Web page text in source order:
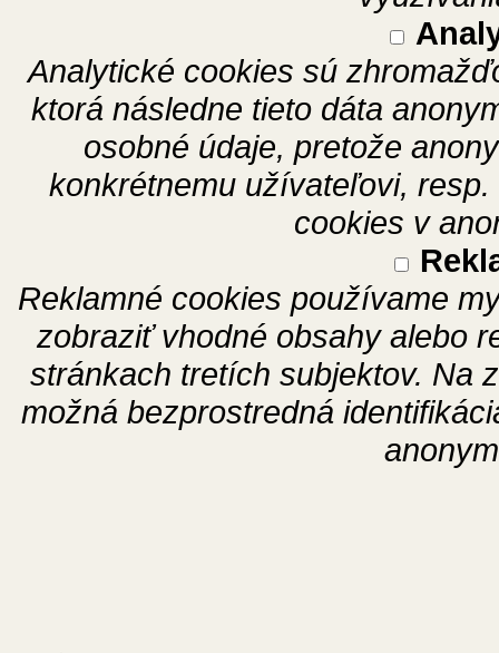
Analytické cookies sú
ktorá následne tieto dáta
osobné údaje, pretože
konkrétnemu užívateľovi,
cookies v
Reklamné cookies používame
zobraziť vhodné obsahy alebo
stránkach tretích subjektov. Na
možná bezprostredná